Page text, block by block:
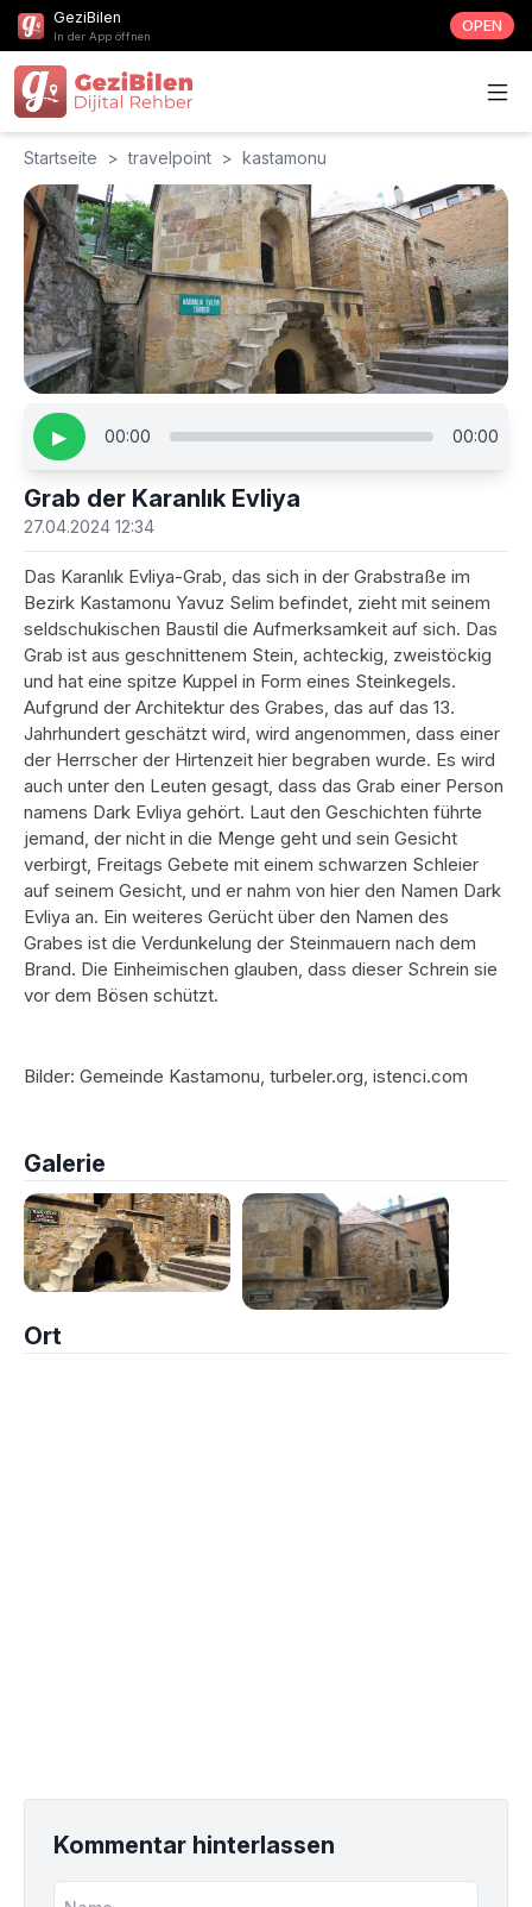
GeziBilen
In der App öffnen
OPEN
Startseite > travelpoint > kastamonu
▶ 00:00 00:00
Grab der Karanlık Evliya
27.04.2024 12:34
Das Karanlık Evliya-Grab, das sich in der Grabstraße im
Bezirk Kastamonu Yavuz Selim befindet, zieht mit seinem
seldschukischen Baustil die Aufmerksamkeit auf sich. Das
Grab ist aus geschnittenem Stein, achteckig, zweistöckig
und hat eine spitze Kuppel in Form eines Steinkegels.
Aufgrund der Architektur des Grabes, das auf das 13.
Jahrhundert geschätzt wird, wird angenommen, dass einer
der Herrscher der Hirtenzeit hier begraben wurde. Es wird
auch unter den Leuten gesagt, dass das Grab einer Person
namens Dark Evliya gehört. Laut den Geschichten führte
jemand, der nicht in die Menge geht und sein Gesicht
verbirgt, Freitags Gebete mit einem schwarzen Schleier
auf seinem Gesicht, und er nahm von hier den Namen Dark
Evliya an. Ein weiteres Gerücht über den Namen des
Grabes ist die Verdunkelung der Steinmauern nach dem
Brand. Die Einheimischen glauben, dass dieser Schrein sie
vor dem Bösen schützt.
Bilder: Gemeinde Kastamonu, turbeler.org, istenci.com
Galerie
Ort
Kommentar hinterlassen